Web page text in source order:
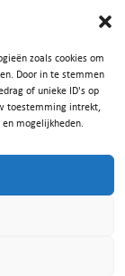
zoals cookies om
Door in te stemmen
of unieke ID's op
toestemming intrekt,
mogelijkheden.